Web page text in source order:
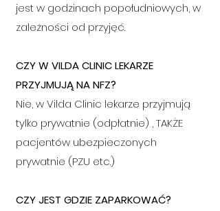
jest w godzinach popołudniowych, w
zależności od przyjęć.
CZY W VILDA CLINIC LEKARZE
PRZYJMUJĄ NA NFZ?
Nie, w Vilda Clinic lekarze przyjmują
tylko prywatnie (odpłatnie) , TAKŻE
pacjentów ubezpieczonych
prywatnie (PZU etc.)
CZY JEST GDZIE ZAPARKOWAĆ?